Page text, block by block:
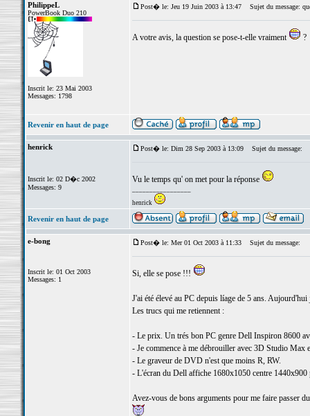
PhilippeL
PowerBook Duo 210
Inscrit le: 23 Mai 2003
Messages: 1798
Post� le: Jeu 19 Juin 2003 à 13:47 Sujet du message:
A votre avis, la question se pose-t-elle vraiment ?
Revenir en haut de page
henrick
Inscrit le: 02 D�c 2002
Messages: 9
Post� le: Dim 28 Sep 2003 à 13:09 Sujet du message:
Vu le temps qu' on met pour la réponse
henrick
Revenir en haut de page
e-bong
Inscrit le: 01 Oct 2003
Messages: 1
Post� le: Mer 01 Oct 2003 à 11:33 Sujet du message:
Si, elle se pose !!!
J'ai été élevé au PC depuis líage de 5 ans.
Les trucs qui me retiennent :
- Le prix. Un trés bon PC genre Dell Inspiron 8600
- Je commence à me débrouiller avec 3D Studio
- Le graveur de DVD n'est que moins R, RW.
- L'écran du Dell affiche 1680x1050 centre 1440x900
Avez-vous de bons arguments pour me faire passer